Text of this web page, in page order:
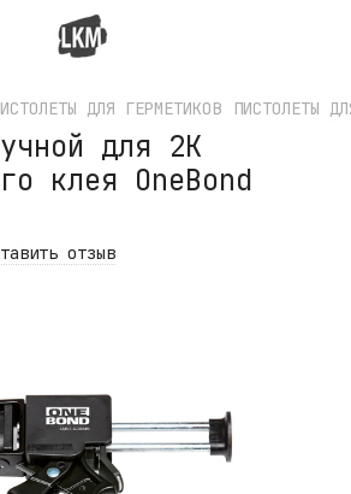
ДЛЯ ГЕРМЕТИКОВ ПИСТОЛЕТЫ
для 2K
клея OneBond
отзыв